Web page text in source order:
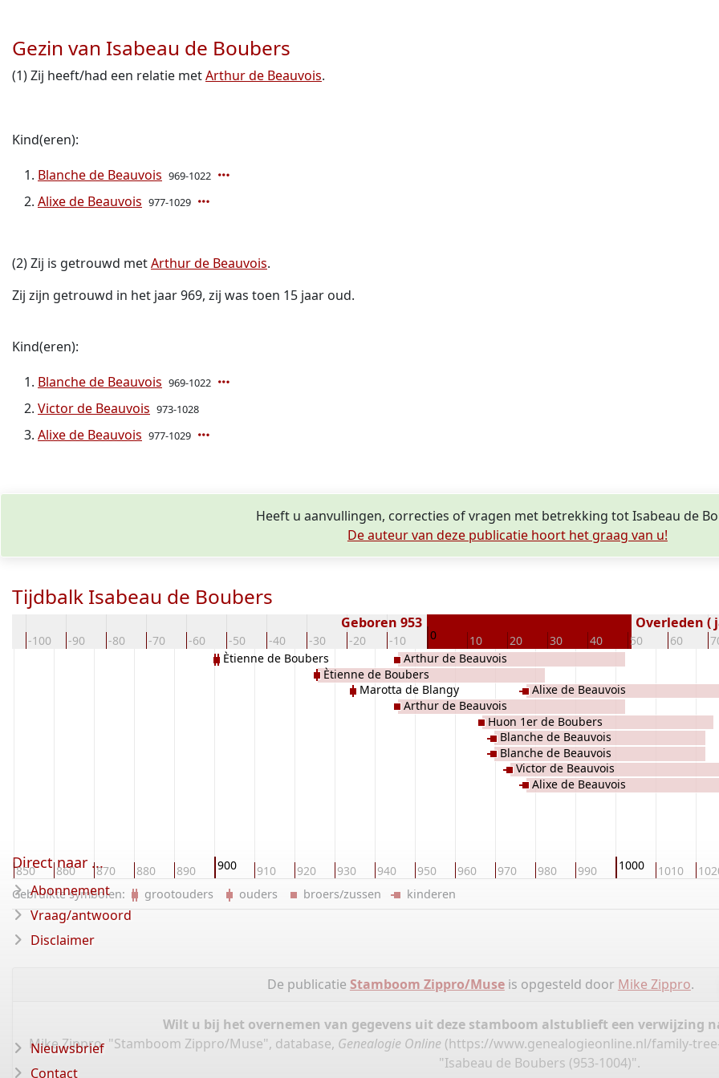
Gezin van Isabeau de Boubers
(1) Zij heeft/had een relatie metArthur de Beauvois.
Kind(eren):
Blanche de Beauvois 969-1022
Alixe de Beauvois 977-1029
(2) Zij is getrouwd metArthur de Beauvois.
Zij zijn getrouwd in het jaar 969, zij was toen 15 jaar oud.
Kind(eren):
Blanche de Beauvois 969-1022
Victor de Beauvois 973-1028
Alixe de Beauvois 977-1029
Heeft u aanvullingen, correcties of vragen met betrekking tot Isabeau de
De auteur van deze publicatie hoort het graag van u!
Tijdbalk Isabeau de Boubers
-100 -90 -80 -70 -60 -50 -40 -30 -20 -10 0 10 20 30 40 50 60
Geboren 953 Overleden (
850 860 870 880 890 900 910 920 930 940 950 960 970 980 990 1000 1010
Ètienne de Boubers
Ètienne de Boubers
Marotta de Blangy
Arthur de Beauvois
Arthur de Beauvois
Huon 1er de Boubers
Blanche de Beauvois
Blanche de Beauvois
Victor de Beauvois
Alixe de Beauvois
Alixe de Beauvois
Gebruikte symbolen: grootouders ouders broers/zussen kinderen
De publicatie Stamboom Zippro/Museis opgesteld door Mike Zippro.
Wilt u bij het overnemen van gegevens uit deze stamboom alstublieft een verwijzing
Mike Zippro, "Stamboom Zippro/Muse", database, Genealogie Online (https://www.genealogieonline.nl/family-
"Isabeau de Boubers (953-1004)".
Direct naar ...
Abonnement
Vraag/antwoord
Disclaimer
Nieuwsbrief
Contact